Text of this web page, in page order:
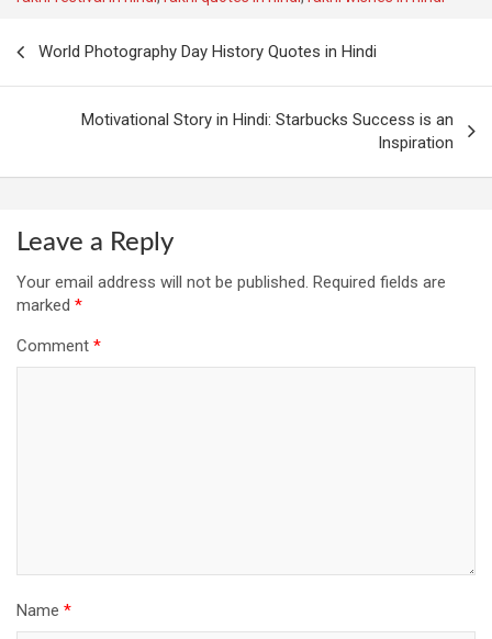
World Photography Day History Quotes in Hindi
Motivational Story in Hindi: Starbucks Success is an
Inspiration
Leave a Reply
Your email address will not be published. Required fields are
marked *
Comment *
Name *